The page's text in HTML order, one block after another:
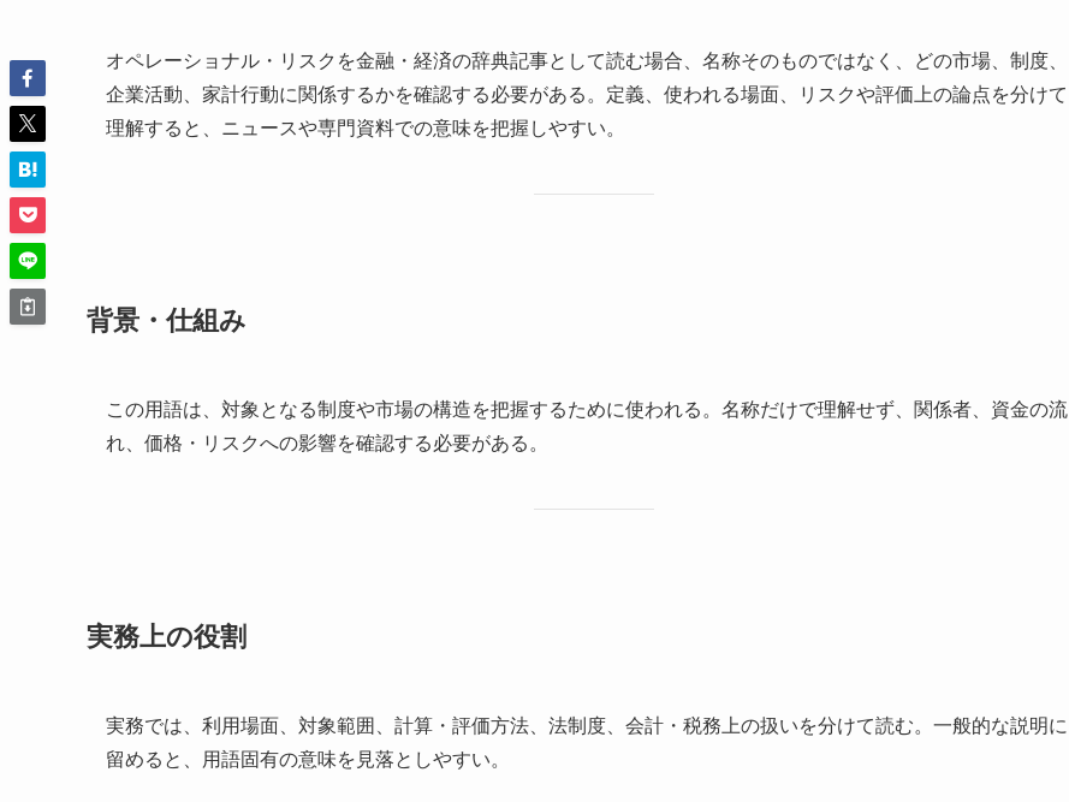
オペレーショナル・リスクを金融・経済の辞典記事として読む場合、名称そのものではなく、どの市場、制度、
企業活動、家計行動に関係するかを確認する必要がある。定義、使われる場面、リスクや評価上の論点を分けて
理解すると、ニュースや専門資料での意味を把握しやすい。
背景・仕組み
この用語は、対象となる制度や市場の構造を把握するために使われる。名称だけで理解せず、関係者、資金の流
れ、価格・リスクへの影響を確認する必要がある。
実務上の役割
実務では、利用場面、対象範囲、計算・評価方法、法制度、会計・税務上の扱いを分けて読む。一般的な説明に
留めると、用語固有の意味を見落としやすい。